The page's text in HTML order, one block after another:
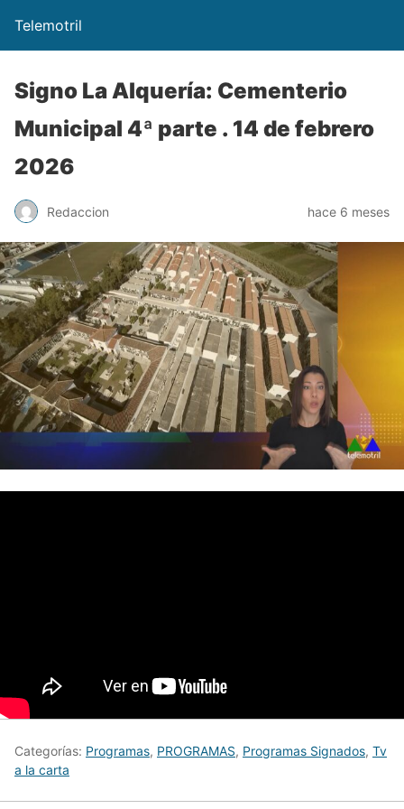
Telemotril
Signo La Alquería: Cementerio
Municipal 4ª parte . 14 de febrero
2026
Redaccion hace 6 meses
Categorías: Programas, PROGRAMAS, Programas Signados, Tv
a la carta